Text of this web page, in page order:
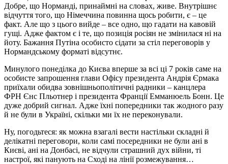
Добре, що Норманді, принаймні на словах, живе. Внутрішнє
відчуття того, що Німеччина повинна щось робити, є – це
факт. Але що з цього вийде – все одно, що гадати на кавовій
гущі. Адже фактом є і те, що позиція росіян не змінилася ні на
йоту. Бажання Путіна особисто сідати за стіл переговорів у
Нормандському форматі відсутнє.
Минулого понеділка до Києва вперше за всі ці 7 років саме на
особисте запрошення глави Офісу президента Андрія Єрмака
приїхали обидва зовнішньополітичні радники – канцлера
ФРН Єнс Пльотнер і президента Франції Емманюель Бонн. Це
дуже добрий сигнал. Адже їхні попередники так жодного разу
й не були в Україні, скільки ми їх не переконували.
Ну, погодьтеся: як можна взагалі вести настільки складні й
делікатні переговори, коли самі посередники не були ані в
Києві, ані на Донбасі, не відчули страшний дух війни, ті
настрої, які панують на Сході на лінії розмежування…